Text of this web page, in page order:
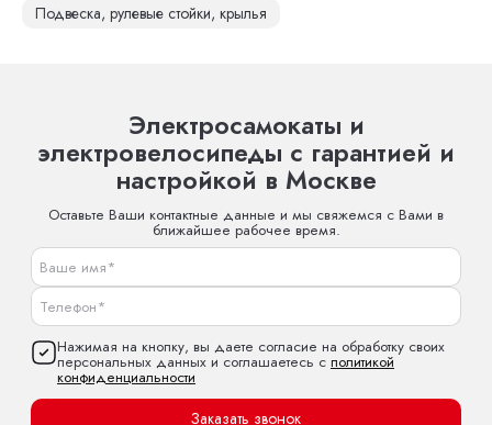
Подвеска, рулевые стойки, крылья
Электросамокаты и
электровелосипеды с гарантией и
настройкой в Москве
Оставьте Ваши контактные данные и мы свяжемся с Вами в
ближайшее рабочее время.
Нажимая на кнопку, вы даете согласие на обработку своих
персональных данных и соглашаетесь с политикой
конфиденциальности
Заказать звонок